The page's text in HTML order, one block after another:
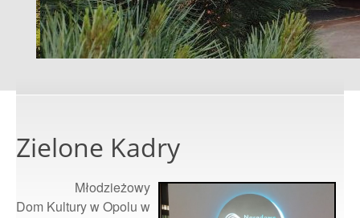
Zielone Kadry
Młodzieżowy
Dom Kultury w Opolu w